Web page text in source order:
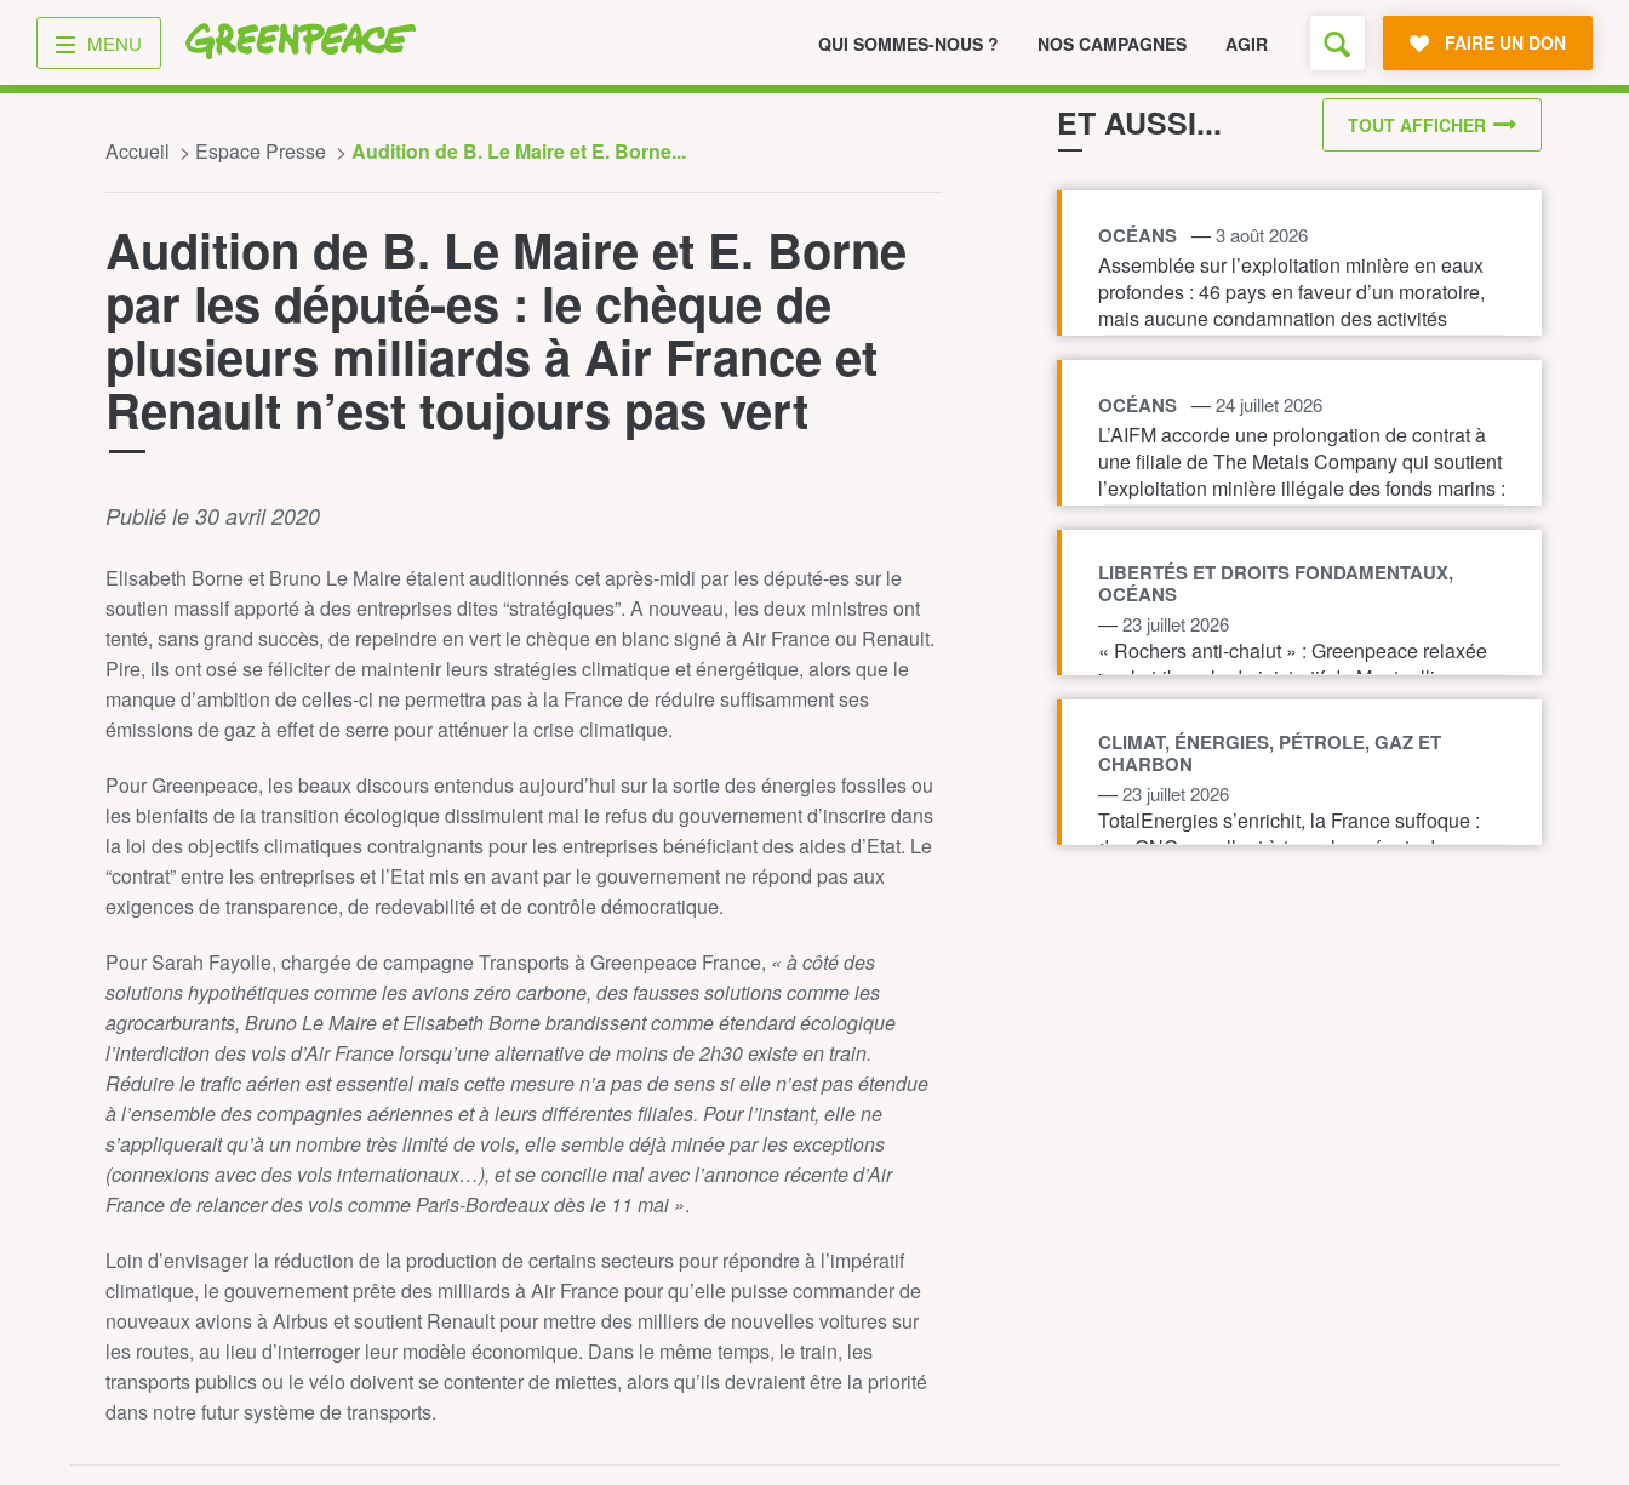
Greenpeace
MENU QUI SOMMES-NOUS ? NOS CAMPAGNES AGIR FAIRE UN DON
Accueil Espace Presse Audition de B. Le Maire et E. Borne...
Audition de B. Le Maire et E. Borne
par les député-es : le chèque de
plusieurs milliards à Air France et
Renault n’est toujours pas vert
Publié le 30 avril 2020
Elisabeth Borne et Bruno Le Maire étaient auditionnés cet après-midi par les député-es sur le
soutien massif apporté à des entreprises dites “stratégiques”. A nouveau, les deux ministres ont
tenté, sans grand succès, de repeindre en vert le chèque en blanc signé à Air France ou Renault.
Pire, ils ont osé se féliciter de maintenir leurs stratégies climatique et énergétique, alors que le
manque d’ambition de celles-ci ne permettra pas à la France de réduire suffisamment ses
émissions de gaz à effet de serre pour atténuer la crise climatique.
Pour Greenpeace, les beaux discours entendus aujourd’hui sur la sortie des énergies fossiles ou
les bienfaits de la transition écologique dissimulent mal le refus du gouvernement d’inscrire dans
la loi des objectifs climatiques contraignants pour les entreprises bénéficiant des aides d’Etat. Le
“contrat” entre les entreprises et l’Etat mis en avant par le gouvernement ne répond pas aux
exigences de transparence, de redevabilité et de contrôle démocratique.
Pour Sarah Fayolle, chargée de campagne Transports à Greenpeace France, « à côté des
solutions hypothétiques comme les avions zéro carbone, des fausses solutions comme les
agrocarburants, Bruno Le Maire et Elisabeth Borne brandissent comme étendard écologique
l’interdiction des vols d’Air France lorsqu’une alternative de moins de 2h30 existe en train.
Réduire le trafic aérien est essentiel mais cette mesure n’a pas de sens si elle n’est pas étendue
à l’ensemble des compagnies aériennes et à leurs différentes filiales. Pour l’instant, elle ne
s’appliquerait qu’à un nombre très limité de vols, elle semble déjà minée par les exceptions
(connexions avec des vols internationaux…), et se concilie mal avec l’annonce récente d’Air
France de relancer des vols comme Paris-Bordeaux dès le 11 mai ».
Loin d’envisager la réduction de la production de certains secteurs pour répondre à l’impératif
climatique, le gouvernement prête des milliards à Air France pour qu’elle puisse commander de
nouveaux avions à Airbus et soutient Renault pour mettre des milliers de nouvelles voitures sur
les routes, au lieu d’interroger leur modèle économique. Dans le même temps, le train, les
transports publics ou le vélo doivent se contenter de miettes, alors qu’ils devraient être la priorité
dans notre futur système de transports.
ET AUSSI...
OCÉANS —3 août 2026
Assemblée sur l’exploitation minière en eaux
profondes : 46 pays en faveur d’un moratoire,
mais aucune condamnation des activités
illégales
OCÉANS —24 juillet 2026
L’AIFM accorde une prolongation de contrat à
une filiale de The Metals Company qui soutient
l’exploitation minière illégale des fonds marins :
une nouvelle preuve de la nécessité d’un
LIBERTÉS ET DROITS FONDAMENTAUX,
OCÉANS
—23 juillet 2026
« Rochers anti-chalut » : Greenpeace relaxée
par le tribunal administratif de Montpellier
CLIMAT, ÉNERGIES, PÉTROLE, GAZ ET
CHARBON
—23 juillet 2026
TotalEnergies s’enrichit, la France suffoque :
des ONG appellent à taxer les géants du
TOUT AFFICHER